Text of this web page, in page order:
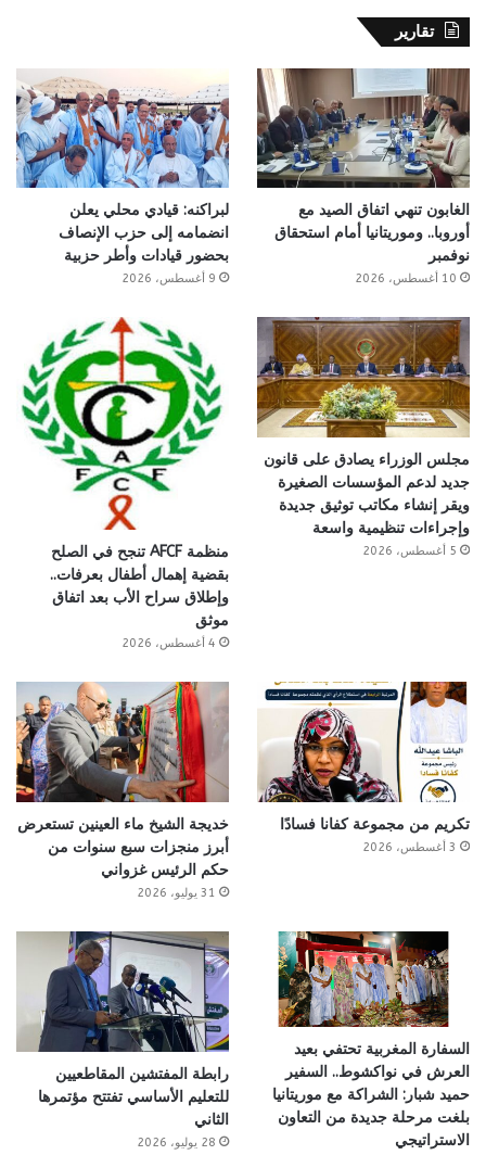
تقارير
الغابون تنهي اتفاق الصيد مع
أوروبا.. وموريتانيا أمام استحقاق
نوفمبر
10 أغسطس، 2026
لبراكنه: قيادي محلي يعلن
انضمامه إلى حزب الإنصاف
بحضور قيادات وأطر حزبية
9 أغسطس، 2026
مجلس الوزراء يصادق على قانون
جديد لدعم المؤسسات الصغيرة
ويقر إنشاء مكاتب توثيق جديدة
وإجراءات تنظيمية واسعة
5 أغسطس، 2026
منظمة AFCF تنجح في الصلح
بقضية إهمال أطفال بعرفات..
وإطلاق سراح الأب بعد اتفاق
موثق
4 أغسطس، 2026
تكريم من مجموعة كفانا فسادًا
3 أغسطس، 2026
خديجة الشيخ ماء العينين تستعرض
أبرز منجزات سبع سنوات من
حكم الرئيس غزواني
31 يوليو، 2026
السفارة المغربية تحتفي بعيد
العرش في نواكشوط.. السفير
حميد شبار: الشراكة مع موريتانيا
بلغت مرحلة جديدة من التعاون
الاستراتيجي
رابطة المفتشين المقاطعيين
للتعليم الأساسي تفتتح مؤتمرها
الثاني
28 يوليو، 2026